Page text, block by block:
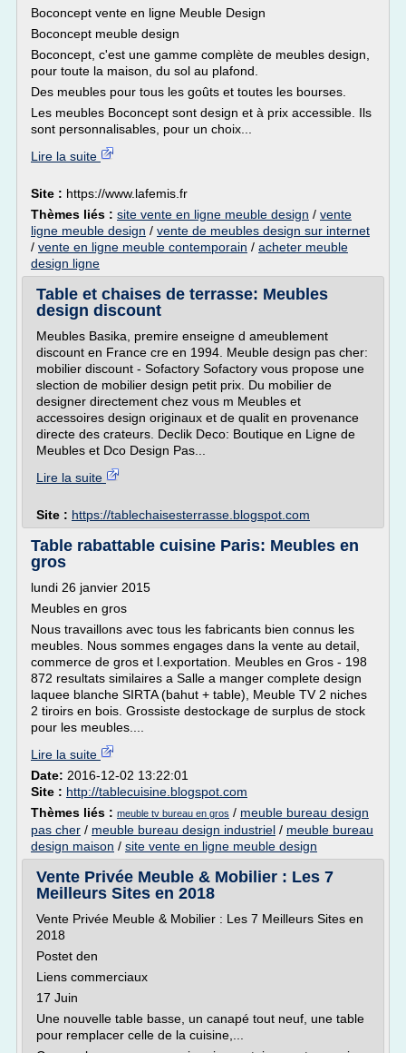
Boconcept vente en ligne Meuble Design
Boconcept meuble design
Boconcept, c'est une gamme complète de meubles design,
pour toute la maison, du sol au plafond.
Des meubles pour tous les goûts et toutes les bourses.
Les meubles Boconcept sont design et à prix accessible. Ils
sont personnalisables, pour un choix...
Lire la suite
Site : https://www.lafemis.fr
Thèmes liés : site vente en ligne meuble design / vente
ligne meuble design / vente de meubles design sur internet
/ vente en ligne meuble contemporain / acheter meuble
design ligne
Table et chaises de terrasse: Meubles
design discount
Meubles Basika, premire enseigne d ameublement
discount en France cre en 1994. Meuble design pas cher:
mobilier discount - Sofactory Sofactory vous propose une
slection de mobilier design petit prix. Du mobilier de
designer directement chez vous m Meubles et
accessoires design originaux et de qualit en provenance
directe des crateurs. Declik Deco: Boutique en Ligne de
Meubles et Dco Design Pas...
Lire la suite
Site : https://tablechaisesterrasse.blogspot.com
Table rabattable cuisine Paris: Meubles en
gros
lundi 26 janvier 2015
Meubles en gros
Nous travaillons avec tous les fabricants bien connus les
meubles. Nous sommes engages dans la vente au detail,
commerce de gros et l.exportation. Meubles en Gros - 198
872 resultats similaires a Salle a manger complete design
laquee blanche SIRTA (bahut + table), Meuble TV 2 niches
2 tiroirs en bois. Grossiste destockage de surplus de stock
pour les meubles....
Lire la suite
Date: 2016-12-02 13:22:01
Site : http://tablecuisine.blogspot.com
Thèmes liés : meuble tv bureau en gros / meuble bureau design
pas cher / meuble bureau design industriel / meuble bureau
design maison / site vente en ligne meuble design
Vente Privée Meuble & Mobilier : Les 7
Meilleurs Sites en 2018
Vente Privée Meuble & Mobilier : Les 7 Meilleurs Sites en
2018
Postet den
Liens commerciaux
17 Juin
Une nouvelle table basse, un canapé tout neuf, une table
pour remplacer celle de la cuisine,...